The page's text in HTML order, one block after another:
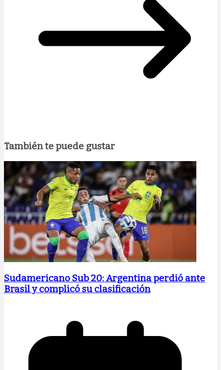
También te puede gustar
Sudamericano Sub 20: Argentina perdió ante
Brasil y complicó su clasificación